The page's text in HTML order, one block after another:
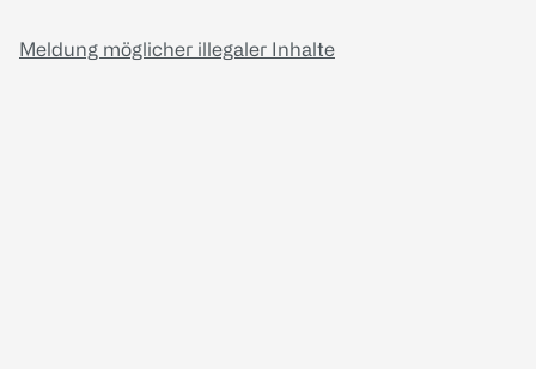
Meldung möglicher illegaler Inhalte